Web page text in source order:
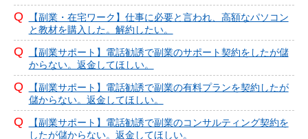
【副業・在宅ワーク】仕事に必要と言われ、高額なパソコン
と教材を購入した。解約したい。
【副業サポート】電話勧誘で副業のサポート契約をしたが儲
からない。返金してほしい。
【副業サポート】電話勧誘で副業の有料プランを契約したが
儲からない。返金してほしい。
【副業サポート】電話勧誘で副業のコンサルティング契約を
したが儲からない。返金してほしい。